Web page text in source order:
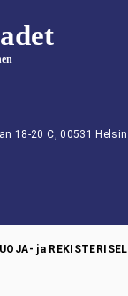
18-20 C, 00531
ja